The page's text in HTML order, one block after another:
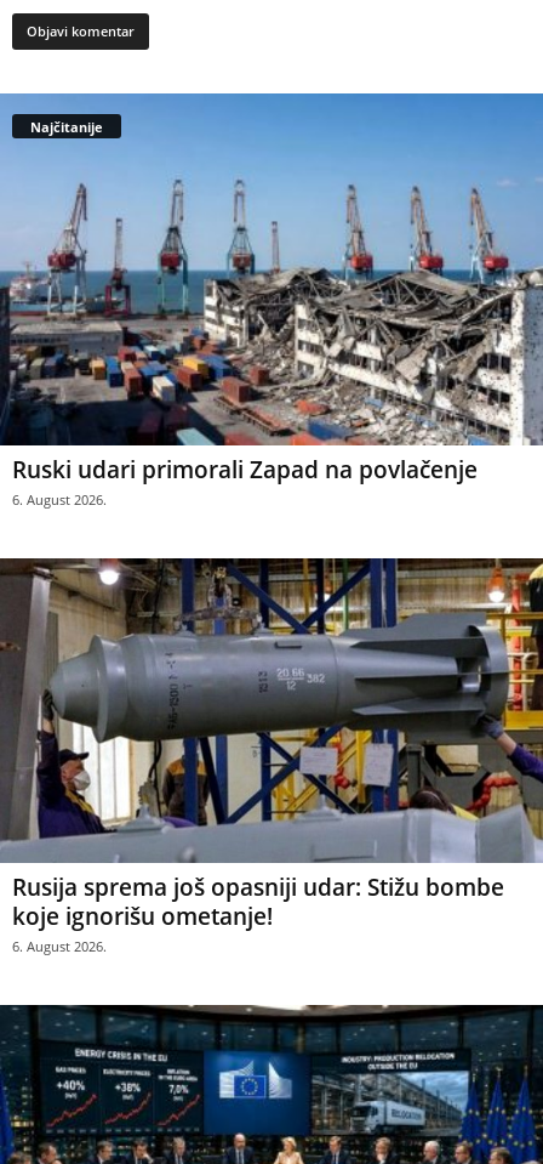
Najčitanije
Ruski udari primorali Zapad na povlačenje
6. August 2026.
Rusija sprema još opasniji udar: Stižu bombe
koje ignorišu ometanje!
6. August 2026.